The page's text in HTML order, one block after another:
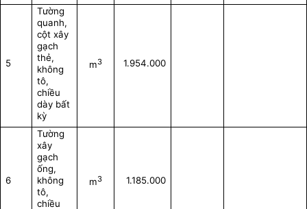
5
Tường
quanh,
cột xây
gạch
thẻ,
không
tô,
chiều
dày bất
kỳ
m3 1.954.000
6
Tường
xây
gạch
ống,
không
tô,
chiều
m3 1.185.000